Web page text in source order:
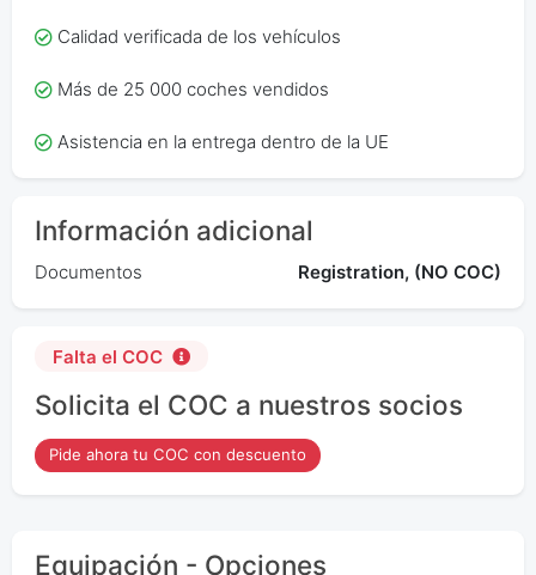
Calidad verificada de los vehículos
Más de 25 000 coches vendidos
Asistencia en la entrega dentro de la UE
Información adicional
Documentos Registration, (NO COC)
Falta el COC
Solicita el COC a nuestros socios
Pide ahora tu COC con descuento
Equipación - Opciones